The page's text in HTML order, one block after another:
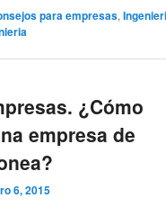
para empresas,
¿Cómo
empresa de
6, 2015